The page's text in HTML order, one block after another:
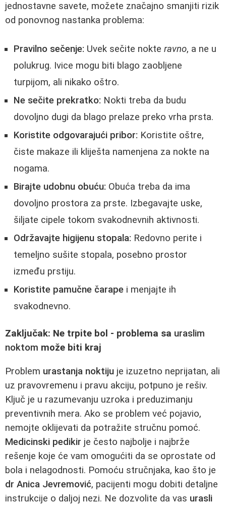
jednostavne savete, možete značajno smanjiti rizik
od ponovnog nastanka problema:
Pravilno sečenje: Uvek sečite nokte ravno, a ne u
polukrug. Ivice mogu biti blago zaobljene
turpijom, ali nikako oštro.
Ne sečite prekratko: Nokti treba da budu
dovoljno dugi da blago prelaze preko vrha prsta.
Koristite odgovarajući pribor: Koristite oštre,
čiste makaze ili kliješta namenjena za nokte na
nogama.
Birajte udobnu obuću: Obuća treba da ima
dovoljno prostora za prste. Izbegavajte uske,
šiljate cipele tokom svakodnevnih aktivnosti.
Održavajte higijenu stopala: Redovno perite i
temeljno sušite stopala, posebno prostor
između prstiju.
Koristite pamučne čarape i menjajte ih
svakodnevno.
Zaključak: Ne trpite bol - problema sa uraslim
noktom može biti kraj
Problem urastanja noktiju je izuzetno neprijatan, ali
uz pravovremenu i pravu akciju, potpuno je rešiv.
Ključ je u razumevanju uzroka i preduzimanju
preventivnih mera. Ako se problem već pojavio,
nemojte oklijevati da potražite stručnu pomoć.
Medicinski pedikir je često najbolje i najbrže
rešenje koje će vam omogućiti da se oprostate od
bola i nelagodnosti. Pomoću stručnjaka, kao što je
dr Anica Jevremović, pacijenti mogu dobiti detaljne
instrukcije o daljoj nezi. Ne dozvolite da vas urasli